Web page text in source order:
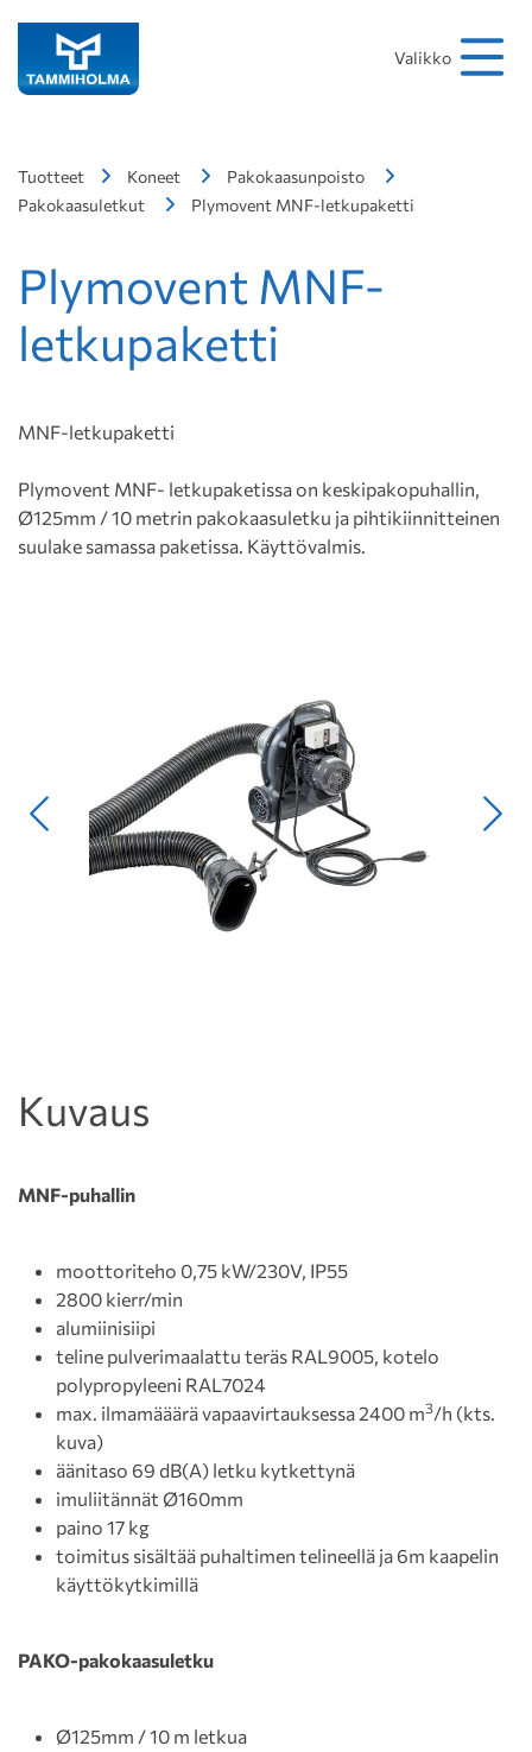
Valikko
Tuotteet Koneet
Pakokaasunpoisto
Pakokaasuletkut
Plymovent MNF-letkupaketti
Plymovent MNF-
letkupaketti
MNF-letkupaketti
Plymovent MNF- letkupaketissa on keskipakopuhallin,
Ø125mm / 10 metrin pakokaasuletku ja pihtikiinnitteinen
suulake samassa paketissa. Käyttövalmis.
Edellinen
Kuvaus
MNF-puhallin
moottoriteho 0,75 kW/230V, IP55
2800 kierr/min
alumiinisiipi
teline pulverimaalattu teräs RAL9005, kotelo
polypropyleeni RAL7024
max. ilmamääärä vapaavirtauksessa 2400 m3/h (kts.
kuva)
äänitaso 69 dB(A) letku kytkettynä
imuliitännät Ø160mm
paino 17 kg
toimitus sisältää puhaltimen telineellä ja 6m kaapelin
käyttökytkimillä
PAKO-pakokaasuletku
Ø125mm / 10 m letkua